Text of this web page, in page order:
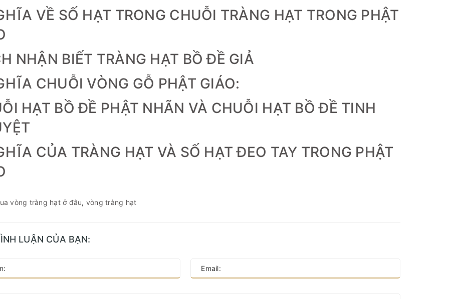
VỀ SỐ HẠT TRONG CHUỖI TRÀNG HẠT TRONG PHẬT
NHẬN BIẾT TRÀNG HẠT BỒ ĐỀ GIẢ
CHUỖI VÒNG GỖ PHẬT GIÁO:
HẠT BỒ ĐỀ PHẬT NHÃN VÀ CHUỖI HẠT BỒ ĐỀ TINH
CỦA TRÀNG HẠT VÀ SỐ HẠT ĐEO TAY TRONG PHẬT
vòng tràng hạt ở đâu, vòng tràng hạt
LUẬN CỦA BẠN: